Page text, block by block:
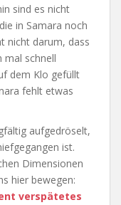
sind es nicht
in Samara noch
nicht darum, dass
mal schnell
dem Klo gefüllt
fehlt etwas
aufgedröselt,
ist.
Dimensionen
hier bewegen:
verspätetes